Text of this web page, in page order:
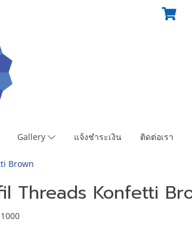
Gallery แจ้งชำระเงิน ติดต่อเรา
Brown
Threads Konfetti